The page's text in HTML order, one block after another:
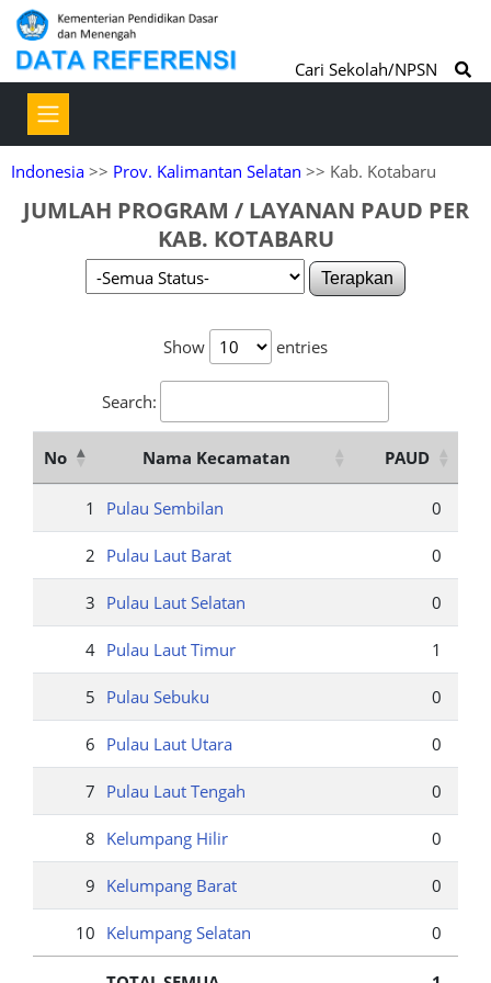
Cari Sekolah/NPSN
Indonesia >> Prov. Kalimantan Selatan >> Kab. Kotabaru
JUMLAH PROGRAM / LAYANAN PAUD PER
KAB. KOTABARU
Terapkan
Show entries
Search:
No Nama Kecamatan PAUD
1 Pulau Sembilan 0
2 Pulau Laut Barat 0
3 Pulau Laut Selatan 0
4 Pulau Laut Timur 1
5 Pulau Sebuku 0
6 Pulau Laut Utara 0
7 Pulau Laut Tengah 0
8 Kelumpang Hilir 0
9 Kelumpang Barat 0
10 Kelumpang Selatan 0